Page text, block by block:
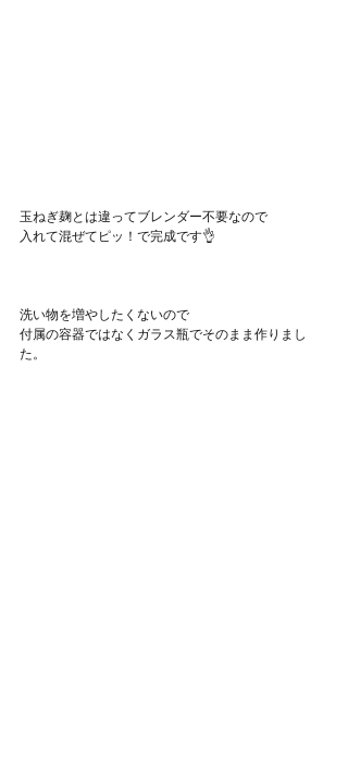
玉ねぎ麹とは違ってブレンダー不要なので
入れて混ぜてピッ！で完成です👌
洗い物を増やしたくないので
付属の容器ではなくガラス瓶でそのまま作りまし
た。